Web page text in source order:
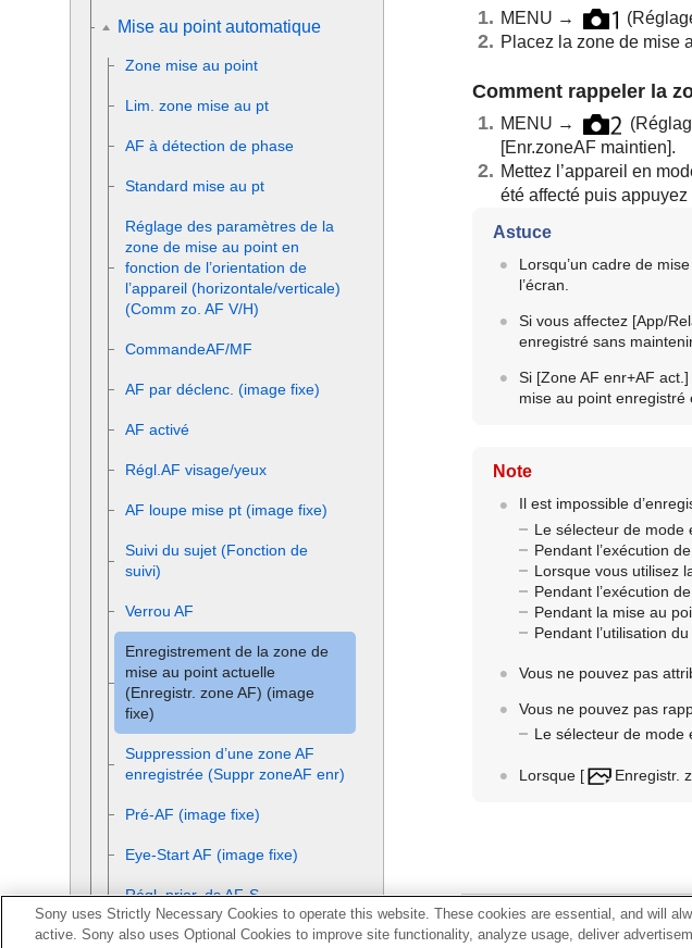
MENU → (
Placez la zone de mise
Comment rappeler la
MENU → (
[Enr.zoneAF maintien].
Mettez l’appareil en
été affecté puis
Astuce
Lorsqu’un cadre de
l’écran.
Si vous affectez [App/
enregistré sans
Si [Zone AF enr+AF act.]
mise au point enregistré
Note
Il est impossible
Le sélecteur de mode
Pendant l’exécution de
Lorsque vous utilisez
Pendant l’exécution de
Pendant la mise au
Pendant l’utilisation
Vous ne pouvez pas
Vous ne pouvez pas
Le sélecteur de mode
Lorsque [ Enregistr.
Rubrique associée
Mise au point automatique
Zone mise au point
Lim. zone mise au pt
AF à détection de phase
Standard mise au pt
Réglage des paramètres de la
zone de mise au point en
fonction de l’orientation de
l’appareil (horizontale/verticale)
(Comm zo. AF V/H)
CommandeAF/MF
AF par déclenc. (image fixe)
AF activé
Régl.AF visage/yeux
AF loupe mise pt (image fixe)
Suivi du sujet (Fonction de
suivi)
Verrou AF
Enregistrement de la zone de
mise au point actuelle
(Enregistr. zone AF) (image
fixe)
Suppression d’une zone AF
enregistrée (Suppr zoneAF enr)
Pré-AF (image fixe)
Eye-Start AF (image fixe)
Régl. prior. ds AF-S
Régl. prior. ds AF-C
Sony uses Strictly Necessary Cookies to operate this website. These cookies are essential, and will
active. Sony also uses Optional Cookies to improve site functionality, analyze usage, deliver